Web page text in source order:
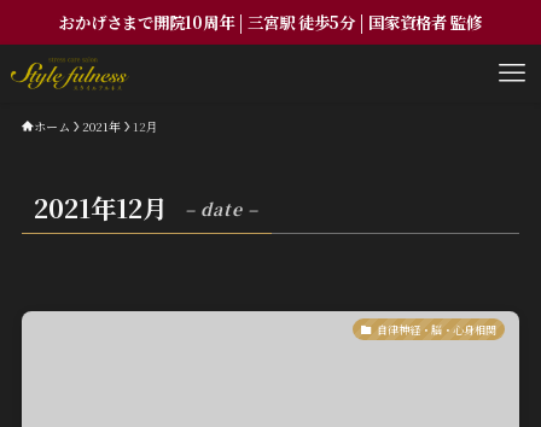
おかげさまで開院10周年 | 三宮駅 徒歩5分 | 国家資格者 監修
ホーム 2021年 12月
2021年12月 – date –
自律神経・脳・心身相関